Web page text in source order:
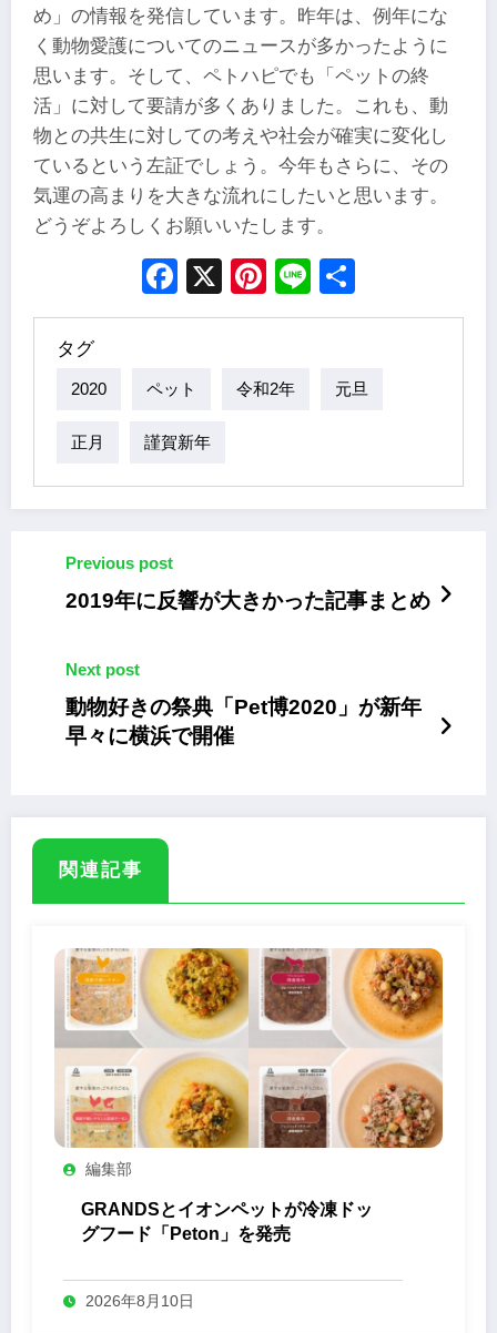
め」の情報を発信しています。昨年は、例年にな
く動物愛護についてのニュースが多かったように
思います。そして、ペトハピでも「ペットの終
活」に対して要請が多くありました。これも、動
物との共生に対しての考えや社会が確実に変化し
ているという左証でしょう。今年もさらに、その
気運の高まりを大きな流れにしたいと思います。
どうぞよろしくお願いいたします。
Facebook
X Pinterest
Line
タグ
2020 ペット 令和2年 元旦
正月 謹賀新年
Previous post
2019年に反響が大きかった記事まとめ
Next post
動物好きの祭典「Pet博2020」が新年
早々に横浜で開催
関連記事
編集部
GRANDSとイオンペットが冷凍ドッ
グフード「Peton」を発売
2026年8月10日